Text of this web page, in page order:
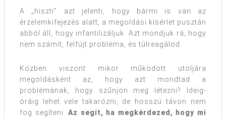
A „hiszti” azt jelenti, hogy bármi is van az
érzelemkifejezés alatt, a megoldási kísérlet pusztán
abból áll, hogy infantilizáljuk. Azt mondjuk rá, hogy
nem számít, felfújt probléma, és túlreagálod.
Közben viszont mikor működött utoljára
megoldásként az, hogy azt mondtad a
problémának, hogy szűnjön meg létezni? Ideig-
óráig lehet vele takarózni, de hosszú távon nem
fog segíteni.Az segít, ha megkérdezed, hogy mi